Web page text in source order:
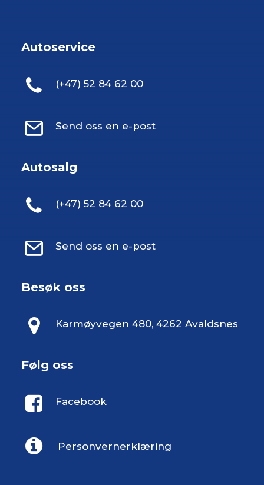
Autoservice
(+47) 52 84 62 00
Send oss en e-post
Autosalg
(+47) 52 84 62 00
Send oss en e-post
Besøk oss
Karmøyvegen 480, 4262 Avaldsnes
Følg oss
Facebook
Personvernerklæring